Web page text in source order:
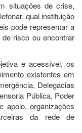
situações de crise,
qual instituição
pode representar a
risco ou encontrar
e acessível, os
existentes em
Delegacias
Pública, Poder
apoio, organizações
da rede de